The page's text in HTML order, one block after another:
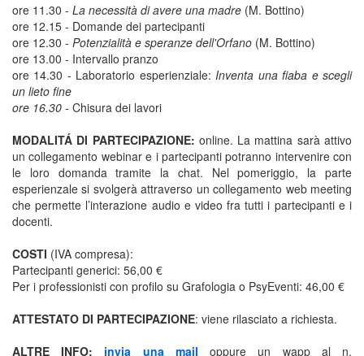
ore 11.30 - La necessità di avere una madre (M. Bottino)
ore 12.15 - Domande dei partecipanti
ore 12.30 - Potenzialità e speranze dell'Orfano (M. Bottino)
ore 13.00 - Intervallo pranzo
ore 14.30 - Laboratorio esperienziale:Inventa una fiaba e scegli
un lieto fine
ore 16.30 - Chisura dei lavori
MODALITÁ DI PARTECIPAZIONE: online. La mattina sarà attivo
un collegamento webinar e i partecipanti potranno intervenire con
le loro domanda tramite la chat. Nel pomeriggio, la parte
esperienzale si svolgerà attraverso un collegamento web meeting
che permette l’interazione audio e video fra tutti i partecipanti e i
docenti.
COSTI (IVA compresa):
Partecipanti generici: 56,00 €
Per i professionisti con profilo su Grafologia o PsyEventi: 46,00 €
ATTESTATO DI PARTECIPAZIONE: viene rilasciato a richiesta.
ALTRE INFO: invia una mail oppure un wapp al n.